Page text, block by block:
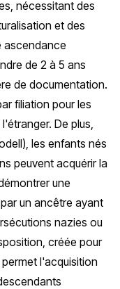
nécessitant des
et des
ascendance
de 2 à 5 ans
de documentation.
filiation pour les
De plus,
), les enfants nés
peuvent acquérir la
une
un ancêtre ayant
nazies ou
créée pour
l'acquisition